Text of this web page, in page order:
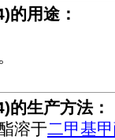
的用途：
的生产方法：
溶于二甲基